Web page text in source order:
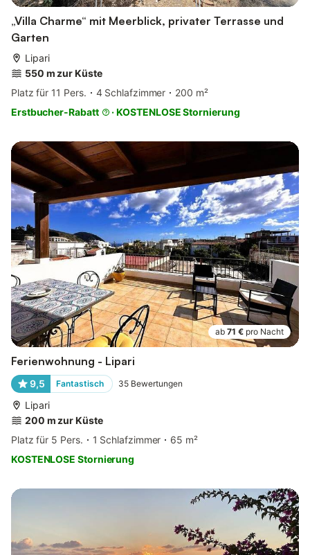
„Villa Charme“ mit Meerblick, privater Terrasse und
Garten
Lipari
550 m zur Küste
Platz für 11 Pers.
4 Schlafzimmer
200 m²
Erstbucher-Rabatt
·KOSTENLOSE Stornierung
ab 71 € pro Nacht
Ferienwohnung - Lipari
9,5 Fantastisch 35 Bewertungen
Lipari
200 m zur Küste
Platz für 5 Pers.
1 Schlafzimmer
65 m²
KOSTENLOSE Stornierung